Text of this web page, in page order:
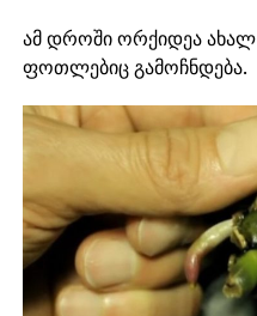
ამ დროში ორქიდეა ახალ
ფოთლებიც გამოჩნდება.